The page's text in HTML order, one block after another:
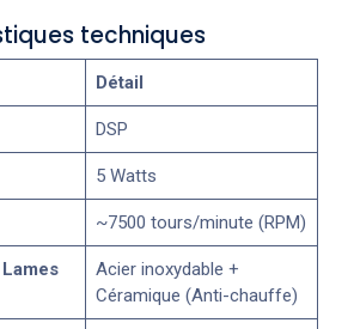
techniques
Détail
DSP
5 Watts
~7500 tours/minute (RPM)
Acier inoxydable +
Céramique (Anti-chauffe)